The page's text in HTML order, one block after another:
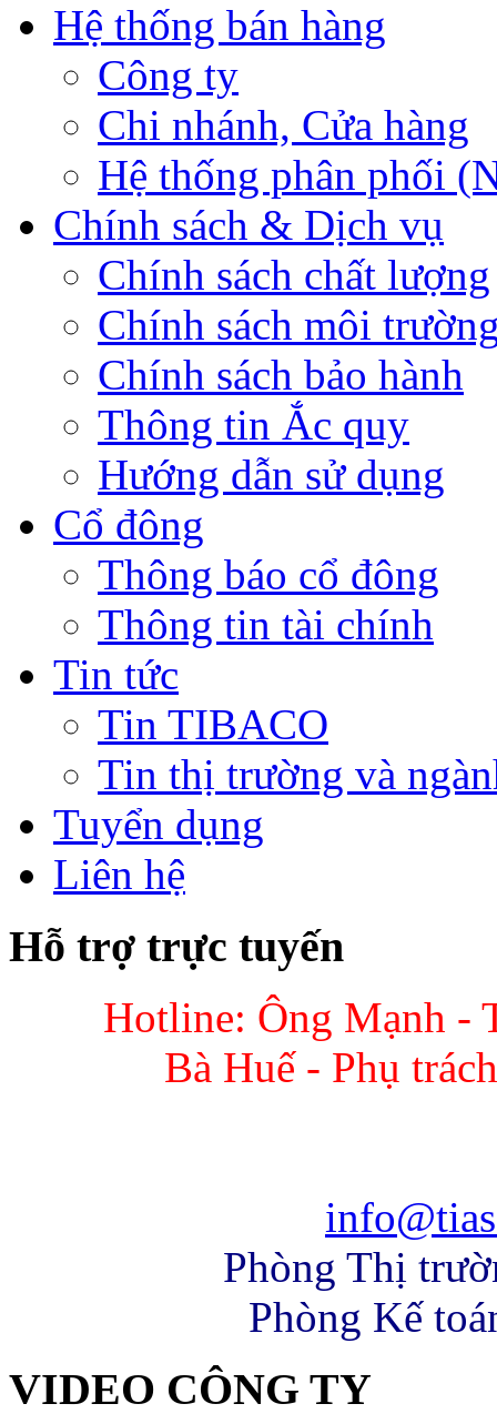
Hệ thống bán hàng
Công ty
Chi nhánh, Cửa hàng
Hệ thống phân phối
Chính sách & Dịch vụ
Chính sách chất lượng
Chính sách môi
Chính sách bảo hành
Thông tin Ắc quy
Hướng dẫn sử dụng
Cổ đông
Thông báo cổ đông
Thông tin tài chính
Tin tức
Tin TIBACO
Tin thị trường và
Tuyển dụng
Liên hệ
Hỗ trợ trực tuyến
Hotline: Ông Mạnh -
Bà Huế - Phụ
Phòng Thị
Phòng Kế
VIDEO CÔNG TY